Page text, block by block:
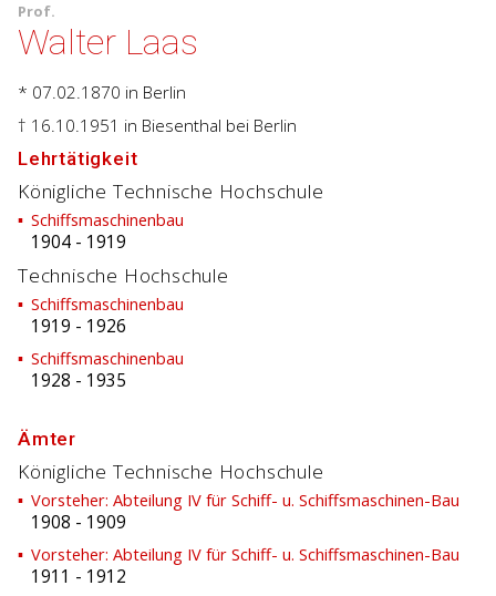
Prof.
Walter Laas
* 07.02.1870 in Berlin
† 16.10.1951 in Biesenthal bei Berlin
Lehrtätigkeit
Königliche Technische Hochschule
Schiffsmaschinenbau
1904 - 1919
Technische Hochschule
Schiffsmaschinenbau
1919 - 1926
Schiffsmaschinenbau
1928 - 1935
Ämter
Königliche Technische Hochschule
Vorsteher: Abteilung IV für Schiff- u. Schiffsmaschinen-Bau
1908 - 1909
Vorsteher: Abteilung IV für Schiff- u. Schiffsmaschinen-Bau
1911 - 1912